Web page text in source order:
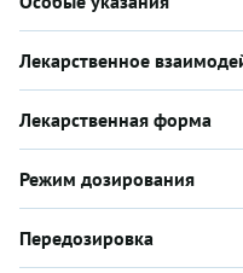
Лекарственное
Лекарственная форма
Режим дозирования
Передозировка